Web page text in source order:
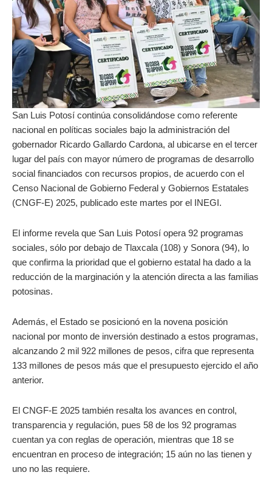
San Luis Potosí continúa consolidándose como referente
nacional en políticas sociales bajo la administración del
gobernador Ricardo Gallardo Cardona, al ubicarse en el tercer
lugar del país con mayor número de programas de desarrollo
social financiados con recursos propios, de acuerdo con el
Censo Nacional de Gobierno Federal y Gobiernos Estatales
(CNGF-E) 2025, publicado este martes por el INEGI.
El informe revela que San Luis Potosí opera 92 programas
sociales, sólo por debajo de Tlaxcala (108) y Sonora (94), lo
que confirma la prioridad que el gobierno estatal ha dado a la
reducción de la marginación y la atención directa a las familias
potosinas.
Además, el Estado se posicionó en la novena posición
nacional por monto de inversión destinado a estos programas,
alcanzando 2 mil 922 millones de pesos, cifra que representa
133 millones de pesos más que el presupuesto ejercido el año
anterior.
El CNGF-E 2025 también resalta los avances en control,
transparencia y regulación, pues 58 de los 92 programas
cuentan ya con reglas de operación, mientras que 18 se
encuentran en proceso de integración; 15 aún no las tienen y
uno no las requiere.